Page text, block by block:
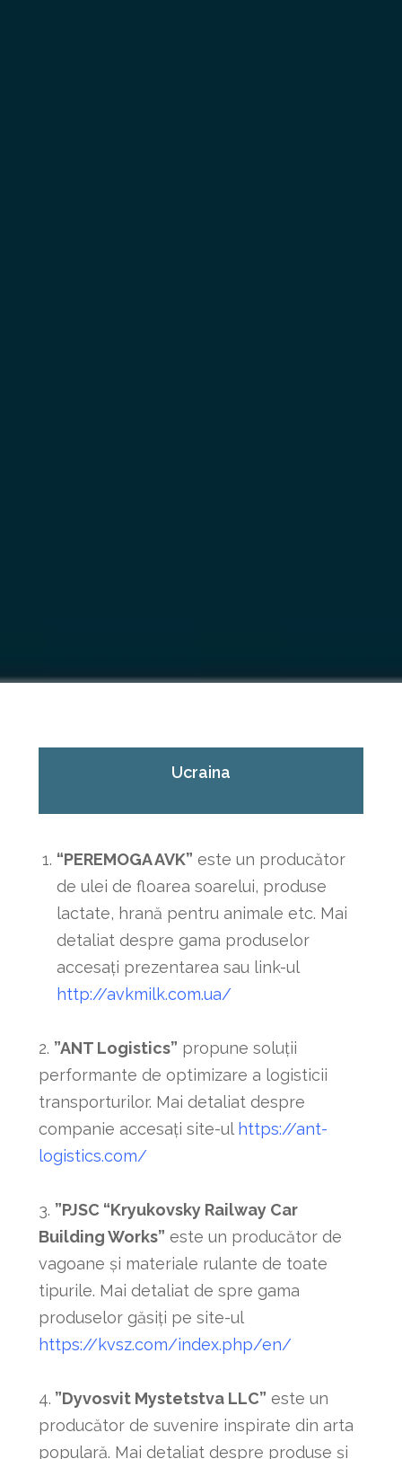
Ucraina
“PEREMOGA AVK” este un producător
de ulei de floarea soarelui, produse
lactate, hrană pentru animale etc. Mai
detaliat despre gama produselor
accesați prezentarea sau link-ul
http://avkmilk.com.ua/
2. ”ANT Logistics” propune soluții
performante de optimizare a logisticii
transporturilor. Mai detaliat despre
companie accesați site-ul https://ant-
logistics.com/
3. ”PJSC “Kryukovsky Railway Car
Building Works” este un producător de
vagoane și materiale rulante de toate
tipurile. Mai detaliat de spre gama
produselor găsiți pe site-ul
https://kvsz.com/index.php/en/
4. ”Dyvosvit Mystetstva LLC” este un
producător de suvenire inspirate din arta
populară. Mai detaliat despre produse și